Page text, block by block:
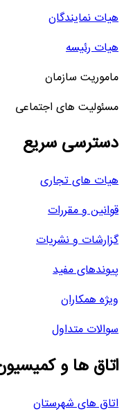
هیات نمایندگان
هیات رئیسه
ماموریت سازمان
مسئولیت های اجتماعی
دسترسی سریع
هیات های تجاری
قوانین و مقررات
گزارشات و نشریات
پیوندهای مفید
ویژه همکاران
سوالات متداول
اتاق ها و
اتاق های شهرستان